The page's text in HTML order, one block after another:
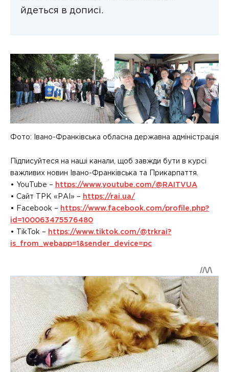
йдеться в дописі.
Фото: Івано-Франківська обласна державна адміністрація
Підписуйтеся на наші канали, щоб завжди бути в курсі
важливих новин Івано-Франківська та Прикарпаття.
• YouTube – https://www.youtube.com/@RAITVUA
• Сайт ТРК «РАІ» – https://rai.ua/
• Facebook – https://www.facebook.com/profile.php?
id=100063475576480
• TikTok – https://www.tiktok.com/@trkrai?
is_from_webapp=1&sender_device=pc